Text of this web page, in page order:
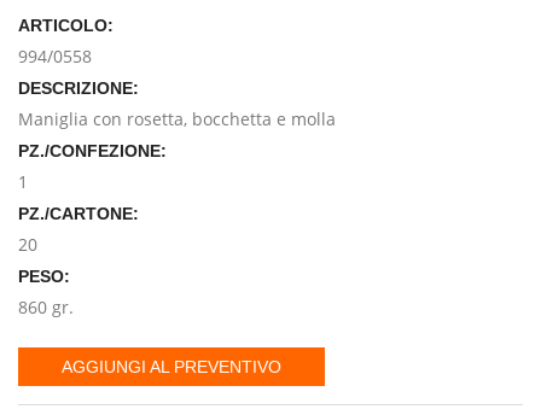
ARTICOLO:
994/0558
DESCRIZIONE:
Maniglia con rosetta, bocchetta e molla
PZ./CONFEZIONE:
1
PZ./CARTONE:
20
PESO:
860 gr.
AGGIUNGI AL PREVENTIVO